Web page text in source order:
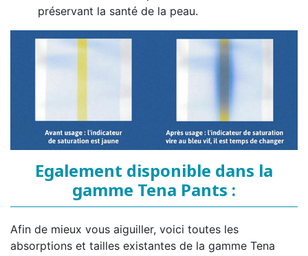
préservant la santé de la peau.
Egalement disponible dans la
gamme Tena Pants :
Afin de mieux vous aiguiller, voici toutes les
absorptions et tailles existantes de la gamme Tena